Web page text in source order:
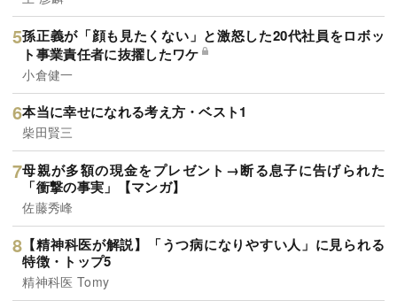
孫正義が「顔も見たくない」と激怒した20代社員をロボッ
ト事業責任者に抜擢したワケ
小倉健一
本当に幸せになれる考え方・ベスト1
柴田賢三
母親が多額の現金をプレゼント→断る息子に告げられた
「衝撃の事実」【マンガ】
佐藤秀峰
【精神科医が解説】「うつ病になりやすい人」に見られる
特徴・トップ5
精神科医 Tomy